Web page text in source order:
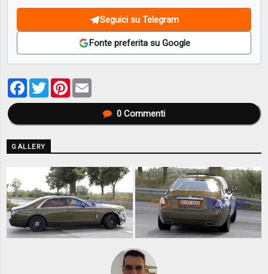
Seguici su Telegram
Fonte preferita su Google
Facebook
TwitterPinterest
0Commenti
GALLERY